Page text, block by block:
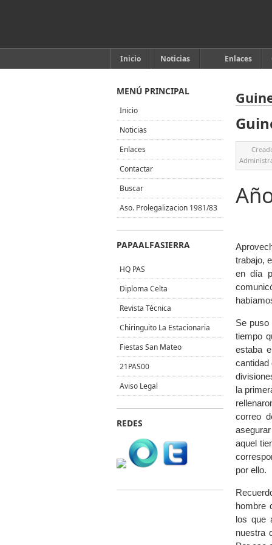
Inicio Noticias Enlaces
trabajo,
en día
Se puso
tiempo
estaba
cantidad
la
correo
aquel
por ello.
hombre
los que
nuestra
MENÚ PRINCIPAL
Inicio
Noticias
Enlaces
Contactar
Buscar
Aso. Prolegalizacion 1981/83
PAPAALFASIERRA
HQ PAS
Diploma Celta
Revista Técnica
Chiringuito La Estacionaria
Fiestas San Mateo
21PAS00
Aviso Legal
REDES